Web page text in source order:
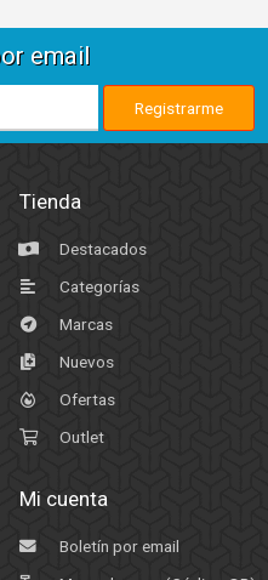
email
Tienda
Destacados
Categorías
Marcas
Nuevos
Ofertas
Outlet
Mi cuenta
Boletín por email